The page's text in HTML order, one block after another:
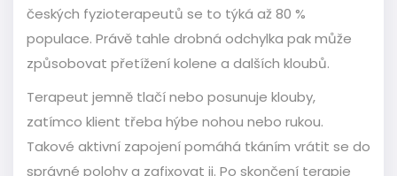
českých fyzioterapeutů se to týká až 80 %
populace. Právě tahle drobná odchylka pak může
způsobovat přetížení kolene a dalších kloubů.
Terapeut jemně tlačí nebo posunuje klouby,
zatímco klient třeba hýbe nohou nebo rukou.
Takové aktivní zapojení pomáhá tkáním vrátit se do
správné polohy a zafixovat ji. Po skončení terapie